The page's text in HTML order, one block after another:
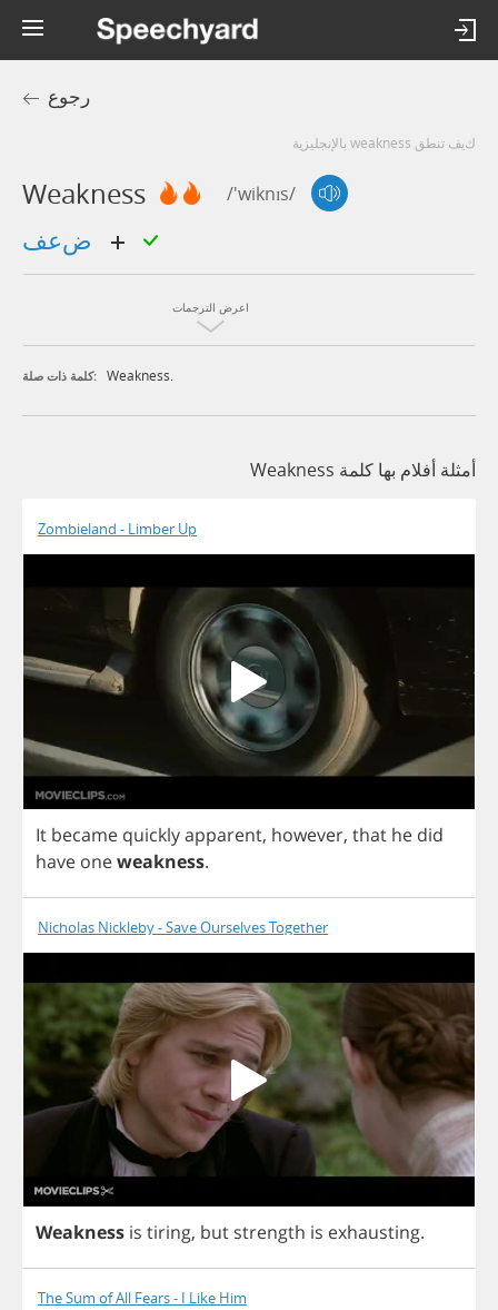
رجوع
كيف تنطق weakness بالإنجليزية
Weakness /'wiknɪs/
اعرض الترجمات
كلمة ذات صلة: Weakness.
أمثلة أفلام بها كلمة Weakness
Zombieland - Limber Up
It became quicklyapparent, however, that he did
have oneweakness.
Nicholas Nickleby - Save Ourselves Together
Weakness is tiring, but strength is exhausting.
The Sum of All Fears - I Like Him